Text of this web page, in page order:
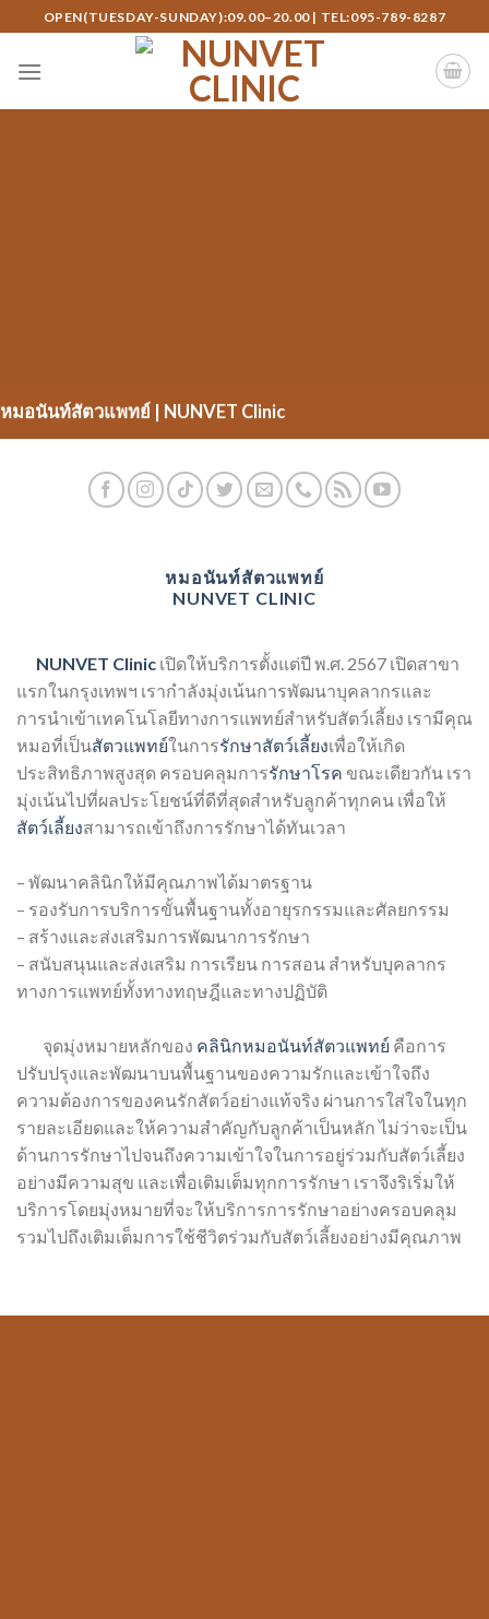
to
content
OPEN(TUESDAY-SUNDAY):09.00–20.00 | TEL:095-789-8287
หมอนันท์สัตวแพทย์ | NUNVET Clinic
หมอนันท์สัตวแพทย์
NUNVET CLINIC
NUNVET Clinic เปิดให้บริการตั้งแต่ปี พ.ศ. 2567 เปิดสาขา
แรกในกรุงเทพฯ เรากำลังมุ่งเน้นการพัฒนาบุคลากรและ
การนำเข้าเทคโนโลยีทางการแพทย์สำหรับสัตว์เลี้ยง เรามีคุณ
หมอที่เป็นสัตวแพทย์ในการรักษาสัตว์เลี้ยงเพื่อให้เกิด
ประสิทธิภาพสูงสุด ครอบคลุมการรักษาโรค ขณะเดียวกัน เรา
มุ่งเน้นไปที่ผลประโยชน์ที่ดีที่สุดสำหรับลูกค้าทุกคน เพื่อให้
สัตว์เลี้ยงสามารถเข้าถึงการรักษาได้ทันเวลา
– พัฒนาคลินิกให้มีคุณภาพได้มาตรฐาน
– รองรับการบริการขั้นพื้นฐานทั้งอายุรกรรมและศัลยกรรม
– สร้างและส่งเสริมการพัฒนาการรักษา
– สนับสนุนและส่งเสริม การเรียน การสอน สำหรับบุคลากร
ทางการแพทย์ทั้งทางทฤษฎีและทางปฏิบัติ
จุดมุ่งหมายหลักของ คลินิกหมอนันท์สัตวแพทย์ คือการ
ปรับปรุงและพัฒนาบนพื้นฐานของความรักและเข้าใจถึง
ความต้องการของคนรักสัตว์อย่างแท้จริง ผ่านการใส่ใจในทุก
รายละเอียดและให้ความสำคัญกับลูกค้าเป็นหลัก ไม่ว่าจะเป็น
ด้านการรักษาไปจนถึงความเข้าใจในการอยู่ร่วมกับสัตว์เลี้ยง
อย่างมีความสุข และเพื่อเติมเต็มทุกการรักษา เราจึงริเริ่มให้
บริการโดยมุ่งหมายที่จะให้บริการการรักษาอย่างครอบคลุม
รวมไปถึงเติมเต็มการใช้ชีวิตร่วมกับสัตว์เลี้ยงอย่างมีคุณภาพ